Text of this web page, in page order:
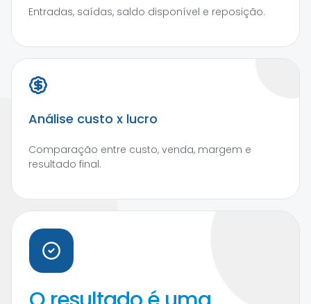
Entradas, saídas, saldo disponível e reposição.
Análise custo x lucro
Comparação entre custo, venda, margem e
resultado final.